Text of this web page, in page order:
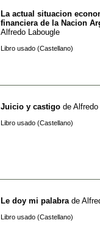
La actual situacion
financiera de la Nacion
Alfredo Labougle
Libro usado (Castellano)
Juicio y castigo de
Libro usado (Castellano)
Le doy mi palabra de
Libro usado (Castellano)